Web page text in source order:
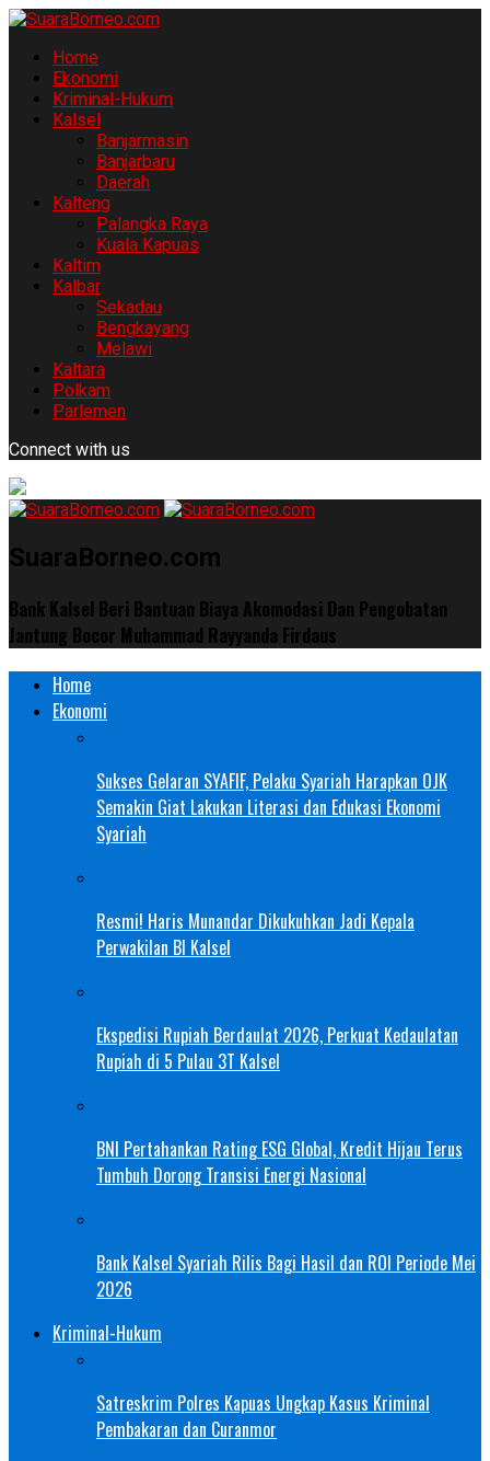
Home
Ekonomi
Kriminal-Hukum
Kalsel
Banjarmasin
Banjarbaru
Daerah
Kalteng
Palangka Raya
Kuala Kapuas
Kaltim
Kalbar
Sekadau
Bengkayang
Melawi
Kaltara
Polkam
Parlemen
Connect with us
SuaraBorneo.com
Bank Kalsel Beri Bantuan Biaya Akomodasi Dan Pengobatan
Jantung Bocor Muhammad Rayyanda Firdaus
Home
Ekonomi
Sukses Gelaran SYAFIF, Pelaku Syariah Harapkan OJK
Semakin Giat Lakukan Literasi dan Edukasi Ekonomi
Syariah
Resmi! Haris Munandar Dikukuhkan Jadi Kepala
Perwakilan BI Kalsel
Ekspedisi Rupiah Berdaulat 2026, Perkuat Kedaulatan
Rupiah di 5 Pulau 3T Kalsel
BNI Pertahankan Rating ESG Global, Kredit Hijau Terus
Tumbuh Dorong Transisi Energi Nasional
Bank Kalsel Syariah Rilis Bagi Hasil dan ROI Periode Mei
2026
Kriminal-Hukum
Satreskrim Polres Kapuas Ungkap Kasus Kriminal
Pembakaran dan Curanmor